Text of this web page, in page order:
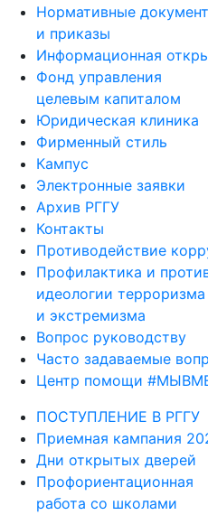
Нормативные
и приказы
Информационная
Фонд управления
целевым капиталом
Юридическая клиника
Фирменный стиль
Кампус
Электронные заявки
Архив РГГУ
Контакты
Противодействие
Профилактика и
идеологии терроризма
и экстремизма
Вопрос руководству
Часто задаваемые
Центр помощи
ПОСТУПЛЕНИЕ В РГГУ
Приемная кампания
Дни открытых дверей
Профориентационная
работа со школами